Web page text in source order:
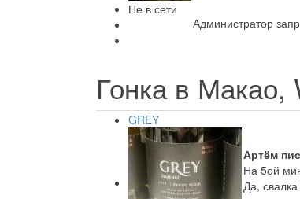
Не в сети
Администратор
Гонка в Макао,
GREY
Артём
На 5ой
Да,